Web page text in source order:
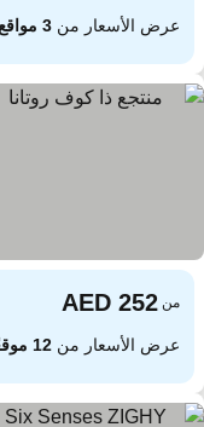
عرض الأسعار من3 مواقع
من
عرض الأسعار من12 موقعًا